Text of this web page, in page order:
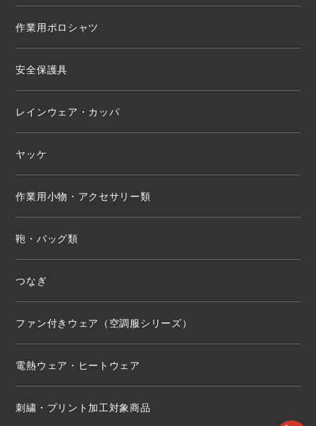
作業用ポロシャツ
安全保護具
レインウェア・カッパ
ヤッケ
作業用小物・アクセサリー類
鞄・バッグ類
つなぎ
ファン付きウェア（空調服シリーズ）
電熱ウェア・ヒートウェア
刺繍・プリント加工対象商品